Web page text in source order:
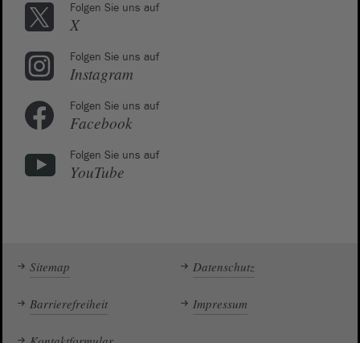
Folgen Sie uns auf
X
Folgen Sie uns auf
Instagram
Folgen Sie uns auf
Facebook
Folgen Sie uns auf
YouTube
Sitemap Datenschutz
Barrierefreiheit Impressum